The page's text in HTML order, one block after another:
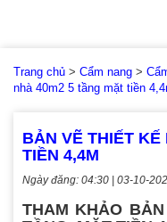
Trang chủ > Cẩm nang >
nhà 40m2 5 tầng mặt tiền
BẢN VẼ THIẾT KẾ
TIỀN 4,4M
Ngày đăng: 04:30 | 03-10-
THAM KHẢO